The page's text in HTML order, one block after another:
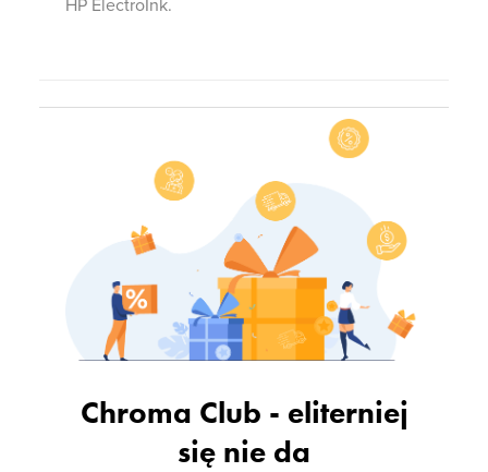
HP ElectroInk.
Chroma Club - eliterniej
się nie da